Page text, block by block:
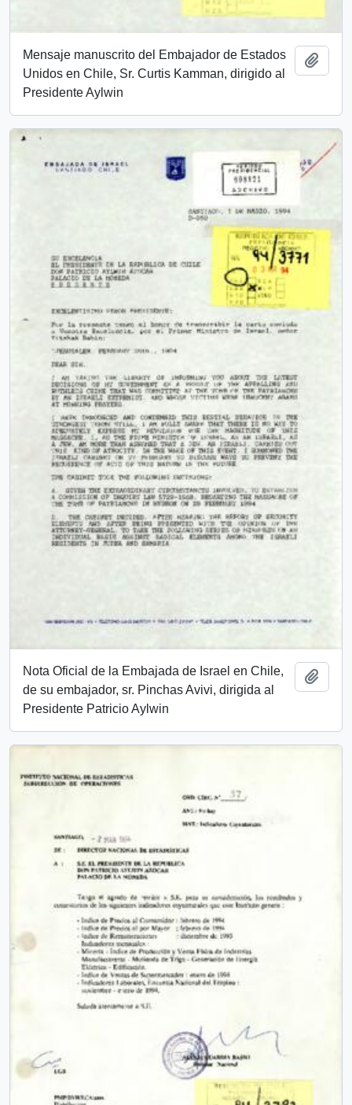
Mensaje manuscrito del Embajador de Estados
Unidos en Chile, Sr. Curtis Kamman, dirigido al
Presidente Aylwin
Nota Oficial de la Embajada de Israel en Chile,
de su embajador, sr. Pinchas Avivi, dirigida al
Presidente Patricio Aylwin